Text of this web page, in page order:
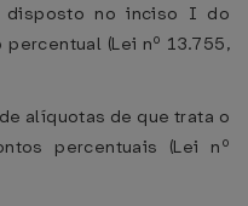
disposto no inciso I do
(Lei nº 13.755,
alíquotas de que trata o
percentuais (Lei nº